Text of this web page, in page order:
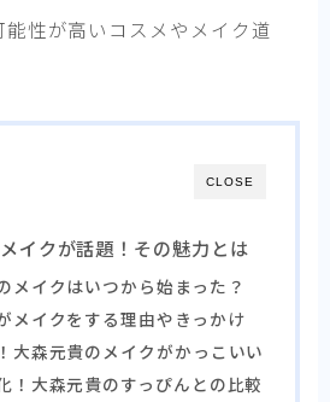
性が高いコスメやメイク道
CLOSE
イクが話題！その魅力とは
メイクはいつから始まった？
メイクをする理由やきっかけ
大森元貴のメイクがかっこいい
！大森元貴のすっぴんとの比較